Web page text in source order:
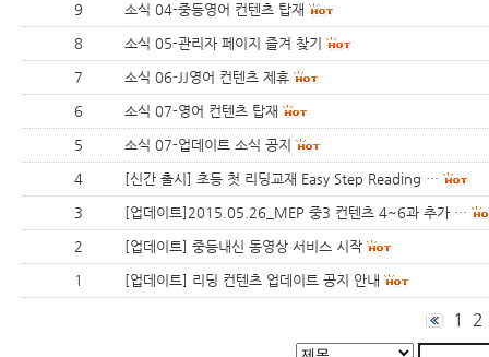
9 소식 04-중등영어 컨텐츠 탑재
8 소식 05-관리자 페이지 즐겨 찾기
7 소식 06-JJ영어 컨텐츠 제휴
6 소식 07-영어 컨텐츠 탑재
5 소식 07-업데이트 소식 공지
4 [신간 출시] 초등 첫 리딩교재 Easy Step Reading …
3 [업데이트]2015.05.26_MEP 중3 컨텐츠 4~6과 추가 …
2 [업데이트] 중등내신 동영상 서비스 시작
1 [업데이트] 리딩 컨텐츠 업데이트 공지 안내
1 2